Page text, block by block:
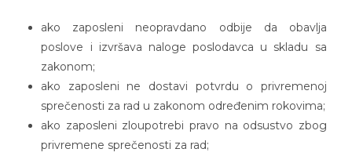
ako zaposleni neopravdano odbije da obavlja
poslove i izvršava naloge poslodavca u skladu sa
zakonom;
ako zaposleni ne dostavi potvrdu o privremenoj
sprečenosti za rad u zakonom određenim rokovima;
ako zaposleni zloupotrebi pravo na odsustvo zbog
privremene sprečenosti za rad;